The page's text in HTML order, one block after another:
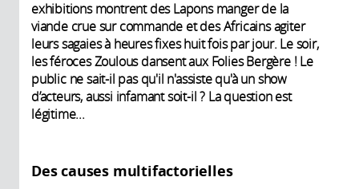
exhibitions montrent des Lapons manger de la
viande crue sur commande et des Africains ­agiter
leurs sagaies à heures fixes huit fois par jour. Le soir,
les féroces Zoulous dansent aux Folies Bergère ! Le
public ne sait-il pas qu'il n'assiste qu'à un show
d’acteurs, aussi infamant soit-il ? La question est
légitime...
Des causes multifactorielles